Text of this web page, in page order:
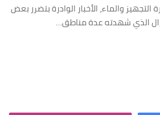
والماء، الأخبار الوادرة بتضرر بعض
الذي شهدته عدة مناطق…